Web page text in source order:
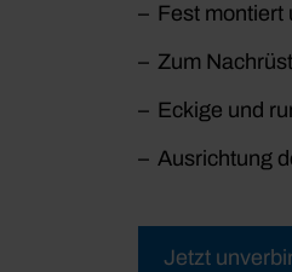
Fest montiert
Zum
Eckige und
Ausrichtung
Jetzt